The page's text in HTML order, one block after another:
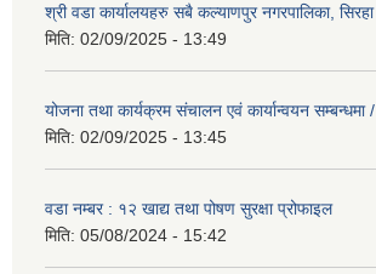
श्री वडा कार्यालयहरु सबै कल्याणपुर नगरपालिका, सिरहा
मिति: 02/09/2025 - 13:49
योजना तथा कार्यक्रम संचालन एवं कार्यान्वयन सम्बन्धमा /
मिति: 02/09/2025 - 13:45
वडा नम्बर : १२ खाद्य तथा पोषण सुरक्षा प्रोफाइल
मिति: 05/08/2024 - 15:42